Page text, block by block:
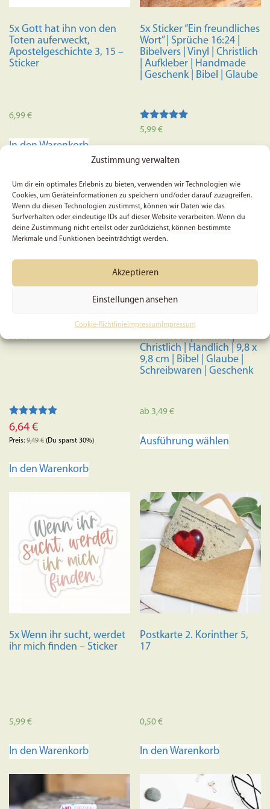
Zustimmung verwalten
Um dir ein optimales Erlebnis zu bieten, verwenden wir Technologien wie
Cookies, um Geräteinformationen zu speichern und/oder darauf zuzugreifen.
Wenn du diesen Technologien zustimmst, können wir Daten wie das
Surfverhalten oder eindeutige IDs auf dieser Website verarbeiten. Wenn du
deine Zustimmung nicht erteilst oder zurückziehst, können bestimmte
Merkmale und Funktionen beeinträchtigt werden.
Akzeptieren
Einstellungen ansehen
Cookie-RichtlinieImpressum Impressum
5x Gott hat ihn von den
Toten auferweckt,
Apostelgeschichte 3, 15 –
Sticker
6,99€
In den Warenkorb
5x Sticker “Ein freundliches
Wort” | Sprüche 16:24 |
Bibelvers | Vinyl | Christlich
| Aufkleber | Handmade
| Geschenk | Bibel | Glaube
Bewertet mit
von 5
5,99€
In den Warenkorb
Poster (A3) – Licht der
Welt
Bewertet mit
5.00
von 5
6,64 €
Preis: 9,49€ (Du sparst 30%)
In den Warenkorb
Gott kennt unser Herz |
Notizblock | 50 Blatt |
Christlich | Handlich | 9,8 x
9,8 cm | Bibel | Glaube |
Schreibwaren | Geschenk
ab 3,49€
Ausführung wählen
auf.
Die
können
auf
der
gewählt
5x Wenn ihr sucht, werdet
ihr mich finden – Sticker
5,99€
In den Warenkorb
Postkarte 2. Korinther 5,
17
0,50€
In den Warenkorb